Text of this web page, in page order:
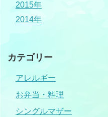
2015年
2014年
カテゴリー
アレルギー
お弁当・料理
シングルマザー